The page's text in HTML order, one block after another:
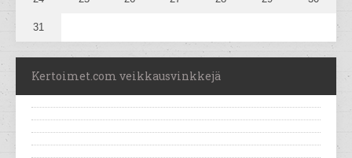
31
Kertoimet.com veikkausvinkkejä